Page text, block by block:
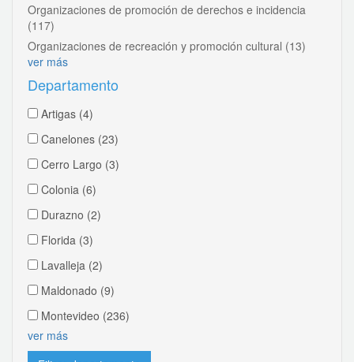
Organizaciones de promoción de derechos e incidencia
(117)
Organizaciones de recreación y promoción cultural (13)
ver más
Departamento
Artigas (4)
Canelones (23)
Cerro Largo (3)
Colonia (6)
Durazno (2)
Florida (3)
Lavalleja (2)
Maldonado (9)
Montevideo (236)
ver más